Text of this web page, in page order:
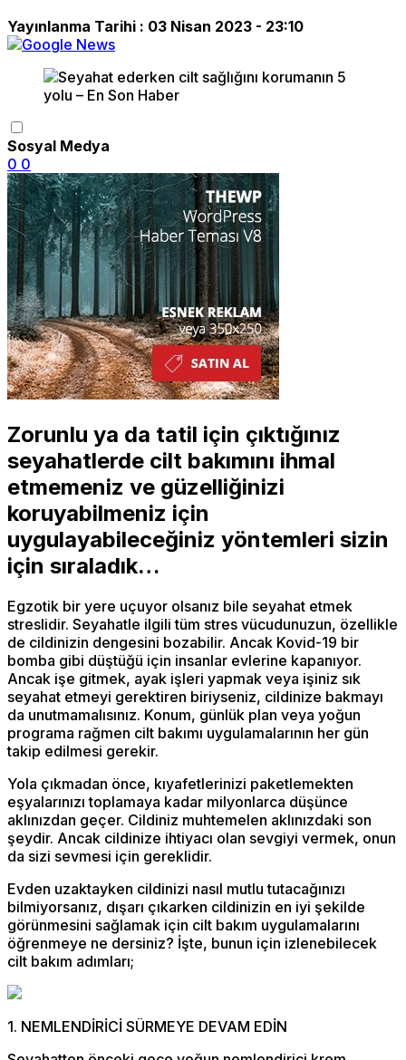
Yayınlanma Tarihi : 03 Nisan 2023 - 23:10
Sosyal Medya
0 0
Zorunlu ya da tatil için çıktığınız
seyahatlerde cilt bakımını ihmal
etmemeniz ve güzelliğinizi
koruyabilmeniz için
uygulayabileceğiniz yöntemleri sizin
için sıraladık…
Egzotik bir yere uçuyor olsanız bile seyahat etmek
streslidir. Seyahatle ilgili tüm stres vücudunuzun, özellikle
de cildinizin dengesini bozabilir. Ancak Kovid-19 bir
bomba gibi düştüğü için insanlar evlerine kapanıyor.
Ancak işe gitmek, ayak işleri yapmak veya işiniz sık
seyahat etmeyi gerektiren biriyseniz, cildinize bakmayı
da unutmamalısınız. Konum, günlük plan veya yoğun
programa rağmen cilt bakımı uygulamalarının her gün
takip edilmesi gerekir.
Yola çıkmadan önce, kıyafetlerinizi paketlemekten
eşyalarınızı toplamaya kadar milyonlarca düşünce
aklınızdan geçer. Cildiniz muhtemelen aklınızdaki son
şeydir. Ancak cildinize ihtiyacı olan sevgiyi vermek, onun
da sizi sevmesi için gereklidir.
Evden uzaktayken cildinizi nasıl mutlu tutacağınızı
bilmiyorsanız, dışarı çıkarken cildinizin en iyi şekilde
görünmesini sağlamak için cilt bakım uygulamalarını
öğrenmeye ne dersiniz? İşte, bunun için izlenebilecek
cilt bakım adımları;
1. NEMLENDİRİCİ SÜRMEYE DEVAM EDİN